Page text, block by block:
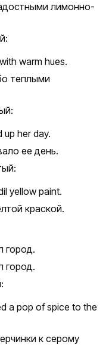
лимонно-
warm hues.
теплыми
her day.
ее день.
yellow paint.
краской.
город.
город.
a pop of spice to the
к серому